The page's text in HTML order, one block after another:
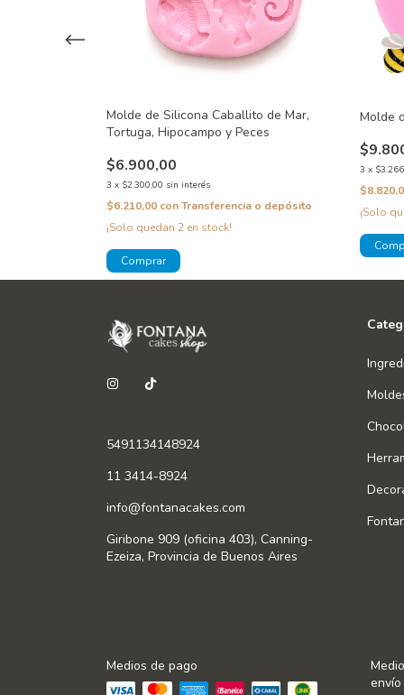
Molde de Silicona Caballito de Mar,
Tortuga, Hipocampo y Peces
$6.900,00
3 x $2.300,00 sin interés
$6.210,00 conTransferencia o depósito
¡Solo quedan 2 en stock!
Molde
3 x
¡Solo
5491134148924
11 3414-8924
info@fontanacakes.com
Giribone 909 (oficina 403), Canning-
Ezeiza, Provincia de Buenos Aires
Medios de pago
envío